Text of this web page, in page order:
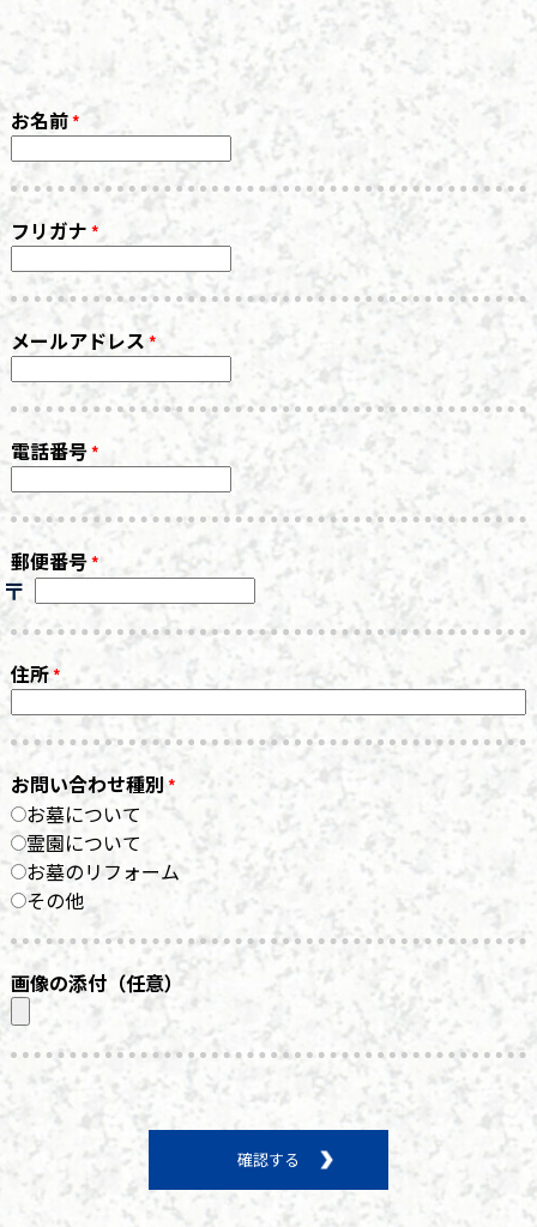
お名前
フリガナ
メールアドレス
電話番号
郵便番号
住所
お問い合わせ種別
お墓について
霊園について
お墓のリフォーム
その他
画像の添付（任意）
確認する